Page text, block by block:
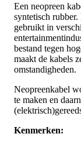
Een neopreen
syntetisch
gebruikt in
bestand tegen
maakt de kabels
omstandigheden.
Neopreenkabel
te maken en
Kenmerken: